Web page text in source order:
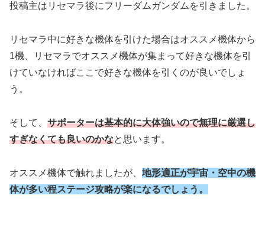
投稿主はリセマラ後にフリーダムガンダムを引きました。
リセマラ中に好きな機体を引けた場合はオススメ機体から
1機、リセマラでオススメ機体が集まって好きな機体を引
けていなければここで好きな機体を引くのが良いでしょ
う。
そして、 サポーターは基本的に大体強いので無理に厳選し
すぎなくても良いのかなと思います。
オススメ機体で触れましたが、 地形適正が宇宙・空中の機
体が多い程ステージ攻略が楽になるでしょう。